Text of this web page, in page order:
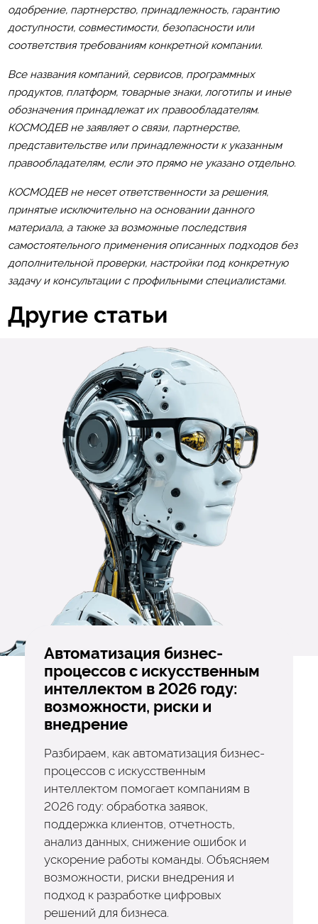
одобрение, партнерство, принадлежность, гарантию
доступности, совместимости, безопасности или
соответствия требованиям конкретной компании.
Все названия компаний, сервисов, программных
продуктов, платформ, товарные знаки, логотипы и иные
обозначения принадлежат их правообладателям.
КОСМОДЕВ не заявляет о связи, партнерстве,
представительстве или принадлежности к указанным
правообладателям, если это прямо не указано отдельно.
КОСМОДЕВ не несет ответственности за решения,
принятые исключительно на основании данного
материала, а также за возможные последствия
самостоятельного применения описанных подходов без
дополнительной проверки, настройки под конкретную
задачу и консультации с профильными специалистами.
Другие статьи
Автоматизация бизнес-
процессов с искусственным
интеллектом в 2026 году:
возможности, риски и
внедрение
Разбираем, как автоматизация бизнес-
процессов с искусственным
интеллектом помогает компаниям в
2026 году: обработка заявок,
поддержка клиентов, отчетность,
анализ данных, снижение ошибок и
ускорение работы команды. Объясняем
возможности, риски внедрения и
подход к разработке цифровых
решений для бизнеса.